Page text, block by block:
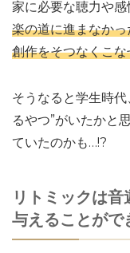
家に必要な聴力や感
楽の道に進まなか
創作をそつなくこ
そうなると学生時
るやつ”がいたかと
ていたのかも…!?
リトミックは
与えることがで